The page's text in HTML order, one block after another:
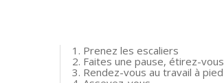
1. Prenez les escaliers
2. Faites une pause, étirez-vous
3. Rendez-vous au travail à pied